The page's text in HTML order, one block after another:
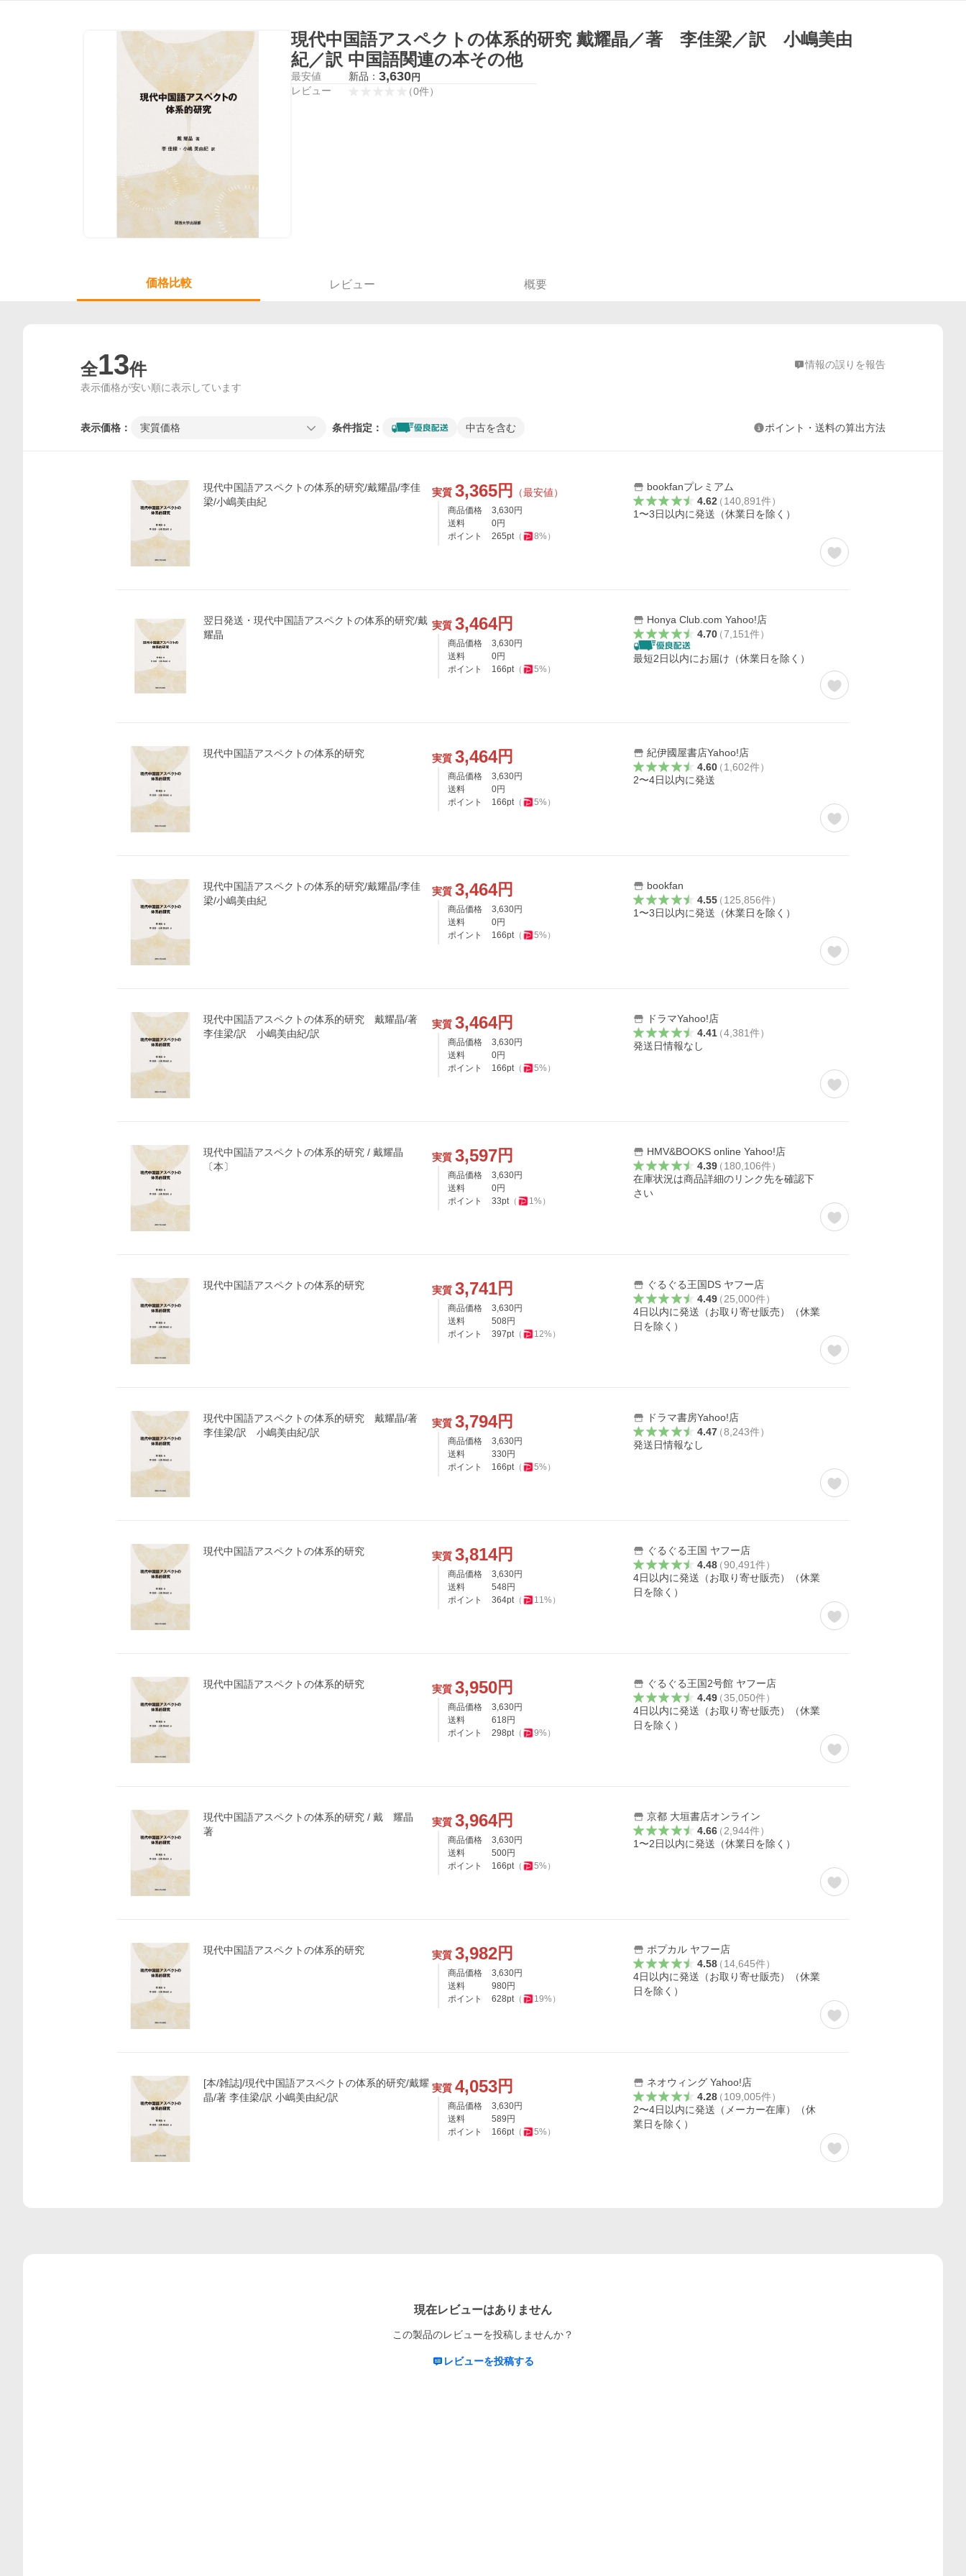
現代中国語アスペクトの体系的研究 戴耀晶／著 李佳梁／訳 小嶋美由
紀／訳 中国語関連の本その他
最安値 新品： 3,630円
レビュー （0件）
価格比較 レビュー 概要
全13件 情報の誤りを報告
表示価格が安い順に表示しています
表示価格： 実質価格 条件指定： 中古を含む ポイント・送料の算出方法
現代中国語アスペクトの体系的研究/戴耀晶/李佳
梁/小嶋美由紀
実質 3,365円 （最安値）
商品価格 3,630円
送料
0円
ポイント
265pt（ 8%）
bookfanプレミアム
4.62（140,891件）
1〜3日以内に発送（休業日を除く）
翌日発送・現代中国語アスペクトの体系的研究/戴
耀晶
実質 3,464円
商品価格 3,630円
送料
0円
ポイント
166pt（ 5%）
Honya Club.com Yahoo!店
4.70（7,151件）
最短2日以内にお届け（休業日を除く）
現代中国語アスペクトの体系的研究 実質 3,464円
商品価格 3,630円
送料
0円
ポイント
166pt（ 5%）
紀伊國屋書店Yahoo!店
4.60（1,602件）
2〜4日以内に発送
現代中国語アスペクトの体系的研究/戴耀晶/李佳
梁/小嶋美由紀
実質 3,464円
商品価格 3,630円
送料
0円
ポイント
166pt（ 5%）
bookfan
4.55（125,856件）
1〜3日以内に発送（休業日を除く）
現代中国語アスペクトの体系的研究 戴耀晶/著
李佳梁/訳 小嶋美由紀/訳
実質 3,464円
商品価格 3,630円
送料
0円
ポイント
166pt（ 5%）
ドラマYahoo!店
4.41（4,381件）
発送日情報なし
現代中国語アスペクトの体系的研究 / 戴耀晶
〔本〕
実質 3,597円
商品価格 3,630円
送料
0円
ポイント
33pt（ 1%）
HMV&BOOKS online Yahoo!店
4.39（180,106件）
在庫状況は商品詳細のリンク先を確認下
さい
現代中国語アスペクトの体系的研究 実質 3,741円
商品価格 3,630円
送料
508 円
ポイント
397pt（ 12%）
ぐるぐる王国DS ヤフー店
4.49（25,000件）
4日以内に発送（お取り寄せ販売）（休業
日を除く）
現代中国語アスペクトの体系的研究 戴耀晶/著
李佳梁/訳 小嶋美由紀/訳
実質 3,794円
商品価格 3,630円
送料
330円
ポイント
166pt（ 5%）
ドラマ書房Yahoo!店
4.47（8,243件）
発送日情報なし
現代中国語アスペクトの体系的研究 実質 3,814円
商品価格 3,630円
送料
548 円
ポイント
364pt（ 11%）
ぐるぐる王国 ヤフー店
4.48（90,491件）
4日以内に発送（お取り寄せ販売）（休業
日を除く）
現代中国語アスペクトの体系的研究 実質 3,950円
商品価格 3,630円
送料
618 円
ポイント
298pt（ 9%）
ぐるぐる王国2号館 ヤフー店
4.49（35,050件）
4日以内に発送（お取り寄せ販売）（休業
日を除く）
現代中国語アスペクトの体系的研究 / 戴 耀晶
著
実質 3,964円
商品価格 3,630円
送料
500円
ポイント
166pt（ 5%）
京都 大垣書店オンライン
4.66（2,944件）
1〜2日以内に発送（休業日を除く）
現代中国語アスペクトの体系的研究 実質 3,982円
商品価格 3,630円
送料
980円
ポイント
628pt（ 19%）
ポプカル ヤフー店
4.58（14,645件）
4日以内に発送（お取り寄せ販売）（休業
日を除く）
[本/雑誌]/現代中国語アスペクトの体系的研究/戴耀
晶/著 李佳梁/訳 小嶋美由紀/訳
実質 4,053円
商品価格 3,630円
送料
589 円
ポイント
166pt（ 5%）
ネオウィング Yahoo!店
4.28（109,005件）
2〜4日以内に発送（メーカー在庫）（休
業日を除く）
現在レビューはありません
この製品のレビューを投稿しませんか？
レビューを投稿する